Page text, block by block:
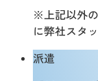
※上記以外
に弊社スタ
派遣